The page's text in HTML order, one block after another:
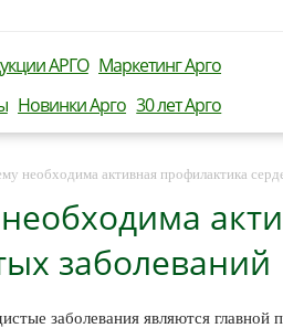
АРГО Маркетинг Арго
Новинки Арго 30 лет Арго
необходима активная профилактика
заболеваний
заболевания являются